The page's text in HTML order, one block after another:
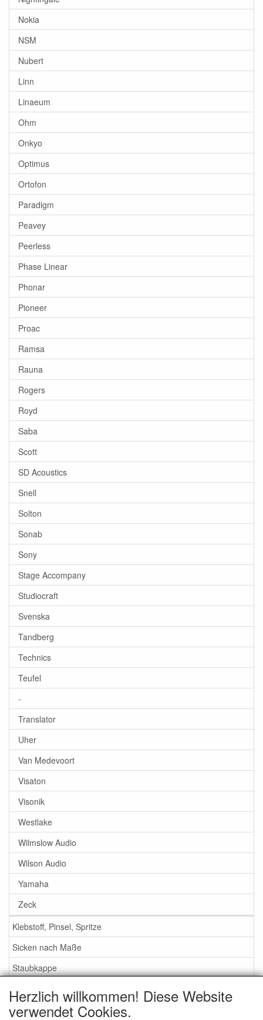
Nokia
NSM
Nubert
Linn
Linaeum
Ohm
Onkyo
Optimus
Ortofon
Paradigm
Peavey
Peerless
Phase Linear
Phonar
Pioneer
Proac
Ramsa
Rauna
Rogers
Royd
Saba
Scott
SD Acoustics
Snell
Solton
Sonab
Sony
Stage Accompany
Studiocraft
Svenska
Tandberg
Technics
Teufel
-
Translator
Uher
Van Medevoort
Visaton
Visonik
Westlake
Wilmslow Audio
Wilson Audio
Yamaha
Zeck
Klebstoff, Pinsel, Spritze
Sicken nach Maße
Staubkappe
Service
Herzlich willkommen! Diese Website
verwendet Cookies.